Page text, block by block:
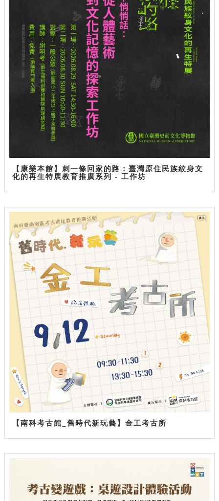
【康樂本館】刺一條回家的路：臺灣原住民族紋身文
化的再生特展教育推廣系列 - 工作坊
【南科考古館_舊時代新玩藝】金工考古所